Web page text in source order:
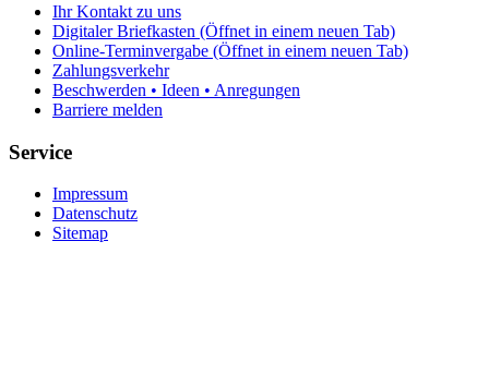
Ihr Kontakt zu uns
Digitaler Briefkasten (Öffnet in einem neuen Tab)
Online-Terminvergabe (Öffnet in einem neuen Tab)
Zahlungsverkehr
Beschwerden • Ideen • Anregungen
Barriere melden
Service
Impressum
Datenschutz
Sitemap